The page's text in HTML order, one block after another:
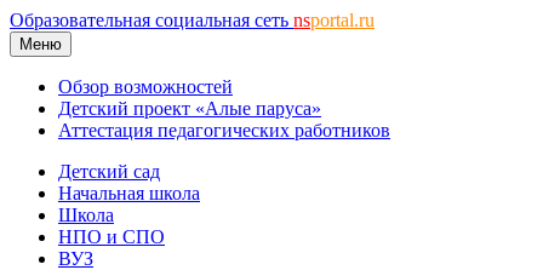
Образовательная социальная сеть nsportal.ru
Меню
Обзор возможностей
Детский проект «Алые паруса»
Аттестация педагогических работников
Детский сад
Начальная школа
Школа
НПО и СПО
ВУЗ